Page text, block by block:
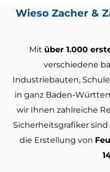
Wieso Zacher &
Mit über 1.000
verschiedene
Industriebauten,
in ganz Baden-
wir Ihnen zahlreiche
Sicherheitsgrafiker sind
die Erstellung von